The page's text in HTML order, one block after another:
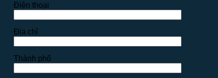
Điện thoại
Địa chỉ
Thành phố